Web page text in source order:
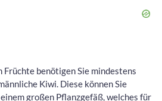
Früchte benötigen Sie mindestens
Kiwi. Diese können Sie
großen Pflanzgefäß, welches für